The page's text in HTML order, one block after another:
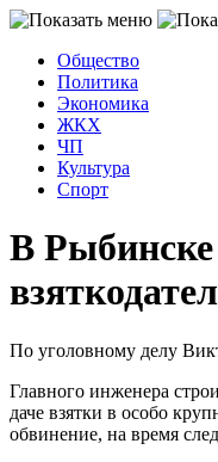
Общество
Политика
Экономика
ЖКХ
ЧП
Культура
Спорт
В Рыбинске
По уголовному делу
Главного инженера
даче взятки в особо
обвинение, на время